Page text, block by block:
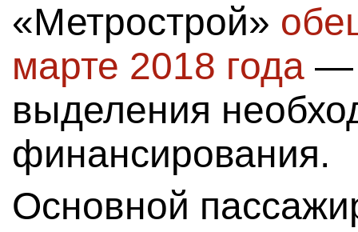
«Метрострой»
марте 2018 года —
выделения
финансирования.
Основной